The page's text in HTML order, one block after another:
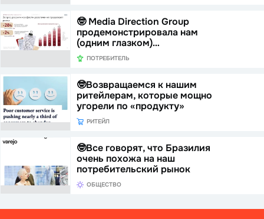
🤓 Media Direction Group
продемонстрировала нам
(одним глазком)…
ПОТРЕБИТЕЛЬ
🤓Возвращаемся к нашим
ритейлерам, которые мощно
угорели по «продукту»
РИТЕЙЛ
🤓Все говорят, что Бразилия
очень похожа на наш
потребительский рынок
ОБЩЕСТВО